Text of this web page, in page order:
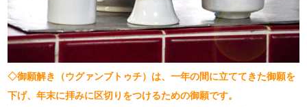
◇御願解き（ウグァンブトゥチ）は、一年の間に立ててきた御願を
下げ、年末に拝みに区切りをつけるための御願です。